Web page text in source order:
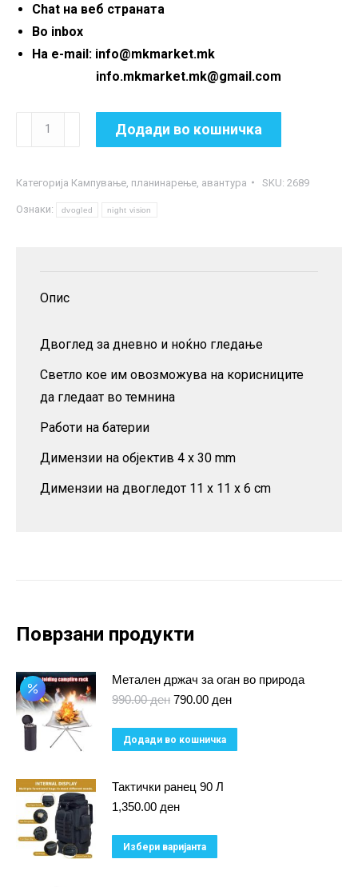
Chat на веб страната
Во inbox
На e-mail: info@mkmarket.mk
info.mkmarket.mk@gmail.com
Двоглед
и
ноќно
Додади во кошничка
Категорија Кампување, планинарење, авантура SKU: 2689
Ознаки: dvogled night vision
Опис
Двоглед за дневно и ноќно гледање
Светло кое им овозможува на корисниците
да гледаат во темнина
Работи на батерии
Димензии на објектив 4 x 30 mm
Димензии на двогледот 11 x 11 x 6 cm
Поврзани продукти
Метален држач за оган во природа
990.00ден Original
was:
990.00 ден.
790.00 денCurrent
is:
Додади во кошничка
Тактички ранец 90 Л
1,350.00 ден
Избери варијанта